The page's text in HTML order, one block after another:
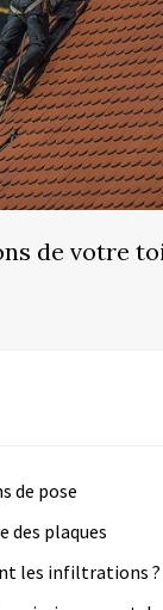
de votre
de pose
des plaques
les infiltrations ?